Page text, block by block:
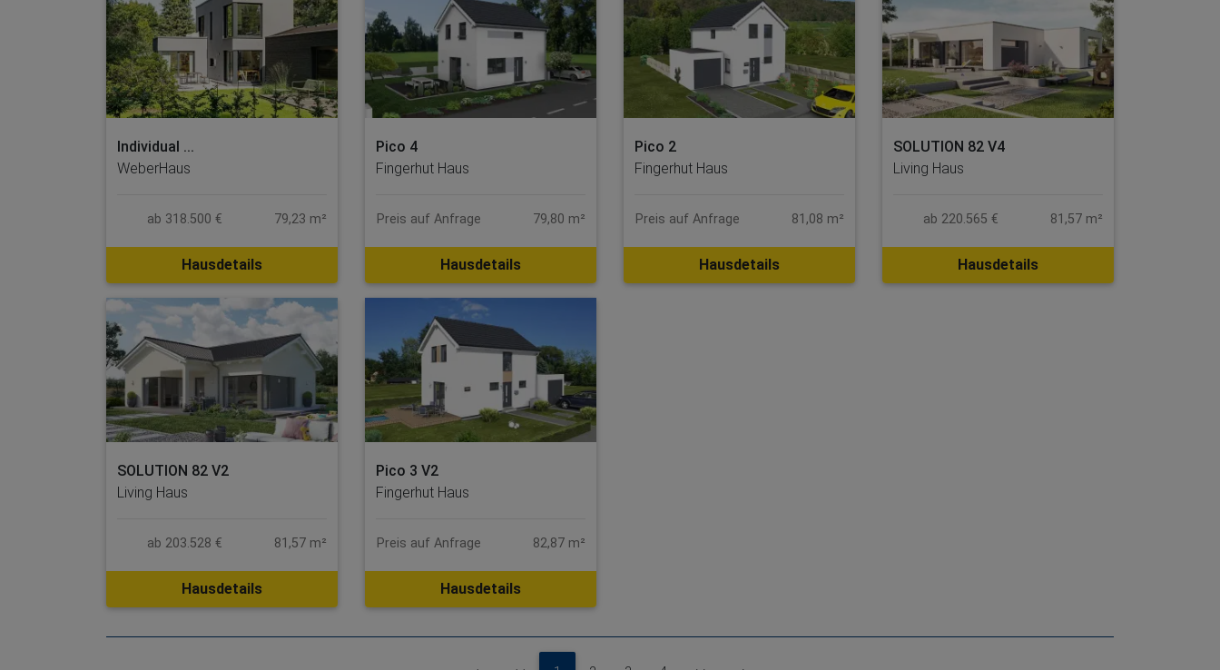
Individual ...
WeberHaus
ab 318.500 € 79,23 m²
Hausdetails
Pico 4
Fingerhut Haus
Preis auf Anfrage 79,80 m²
Hausdetails
Pico 2
Fingerhut Haus
Preis auf Anfrage 81,08 m²
Hausdetails
SOLUTION 82 V4
Living Haus
ab 220.565 € 81,57 m²
Hausdetails
SOLUTION 82 V2
Living Haus
ab 203.528 € 81,57 m²
Hausdetails
Pico 3 V2
Fingerhut Haus
Preis auf Anfrage 82,87 m²
Hausdetails